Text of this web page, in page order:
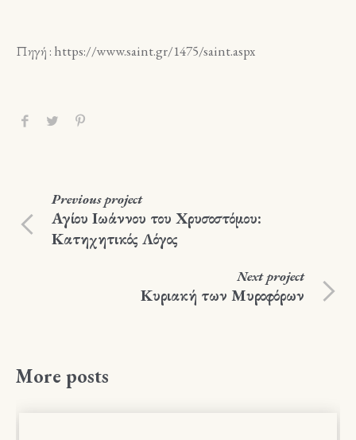
Πηγή : https://www.saint.gr/1475/saint.aspx
Previousproject
Αγίου Ιωάννου του Χρυσοστόμου:
Κατηχητικός Λόγος
Nextproject
Κυριακή των Μυροφόρων
More posts